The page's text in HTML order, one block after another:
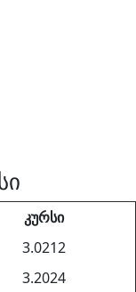
კურსი
3.0212
3.2024